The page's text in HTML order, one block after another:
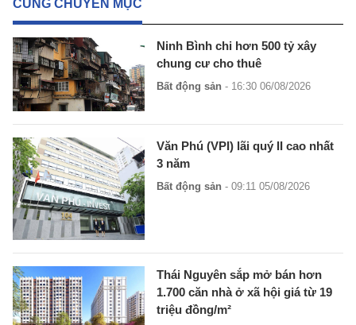
CÙNG CHUYÊN MỤC
Ninh Bình chi hơn 500 tỷ xây
chung cư cho thuê
Bất động sản - 16:30 06/08/2026
Văn Phú (VPI) lãi quý II cao nhất
3 năm
Bất động sản - 09:11 05/08/2026
Thái Nguyên sắp mở bán hơn
1.700 căn nhà ở xã hội giá từ 19
triệu đồng/m²